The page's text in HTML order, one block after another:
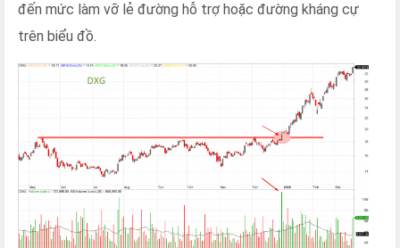
đến mức làm vỡ lẻ đường hỗ trợ hoặc đường kháng cự
trên biểu đồ.